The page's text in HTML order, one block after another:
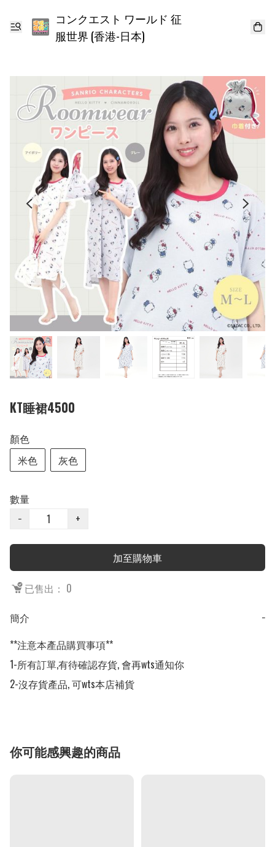
コンクエスト ワールド 征
服世界 (香港-日本)
KT睡裙4500
顏色
米色
灰色
數量
−
+
加至購物車
已售出： 0
簡介
−
**注意本產品購買事項**
1-所有訂單,有待確認存貨, 會再wts通知你
2-沒存貨產品, 可wts本店補貨
你可能感興趣的商品